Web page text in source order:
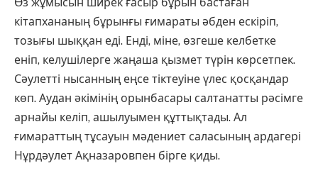
Өз жұмысын ширек ғасыр бұрын бастаған
кітапхананың бұрынғы ғимараты әбден ескіріп,
тозығы шыққан еді. Енді, міне, өзгеше келбетке
еніп, келушілерге жаңаша қызмет түрін көрсетпек.
Сәулетті нысанның еңсе тіктеуіне үлес қосқандар
көп. Аудан әкімінің орынбасары салтанатты рәсімге
арнайы келіп, ашылуымен құттықтады. Ал
ғимараттың тұсауын мәдениет саласының ардагері
Нұрдәулет Ақназаровпен бірге қиды.